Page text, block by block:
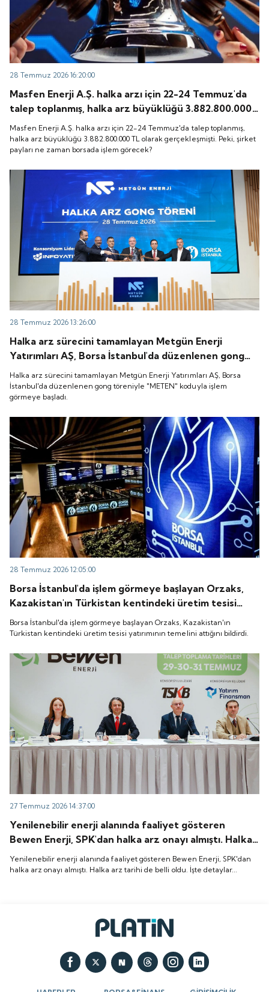
28 Temmuz 2026 16:20:00
Masfen Enerji A.Ş. halka arzı için 22-24 Temmuz'da
talep toplanmış, halka arz büyüklüğü 3.882.800.000
TL olarak gerçekleşmişti. Peki, şirket payları ne
zaman borsada işlem görecek?
Masfen Enerji A.Ş. halka arzı için 22-24 Temmuz'da talep toplanmış,
halka arz büyüklüğü 3.882.800.000 TL olarak gerçekleşmişti. Peki, şirket
payları ne zaman borsada işlem görecek?
28 Temmuz 2026 13:26:00
Halka arz sürecini tamamlayan Metgün Enerji
Yatırımları AŞ, Borsa İstanbul'da düzenlenen gong
töreniyle "METEN" koduyla işlem görmeye başladı.
Halka arz sürecini tamamlayan Metgün Enerji Yatırımları AŞ, Borsa
İstanbul'da düzenlenen gong töreniyle "METEN" koduyla işlem
görmeye başladı.
28 Temmuz 2026 12:05:00
Borsa İstanbul'da işlem görmeye başlayan Orzaks,
Kazakistan'ın Türkistan kentindeki üretim tesisi
yatırımının temelini attığını bildirdi.
Borsa İstanbul'da işlem görmeye başlayan Orzaks, Kazakistan'ın
Türkistan kentindeki üretim tesisi yatırımının temelini attığını bildirdi.
27 Temmuz 2026 14:37:00
Yenilenebilir enerji alanında faaliyet gösteren
Bewen Enerji, SPK'dan halka arz onayı almıştı. Halka
arz tarihi de belli oldu. İşte detaylar...
Yenilenebilir enerji alanında faaliyet gösteren Bewen Enerji, SPK'dan
halka arz onayı almıştı. Halka arz tarihi de belli oldu. İşte detaylar...